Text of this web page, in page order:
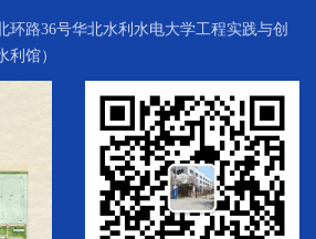
环路36号华北水利水电大学工程实践与创
利馆）